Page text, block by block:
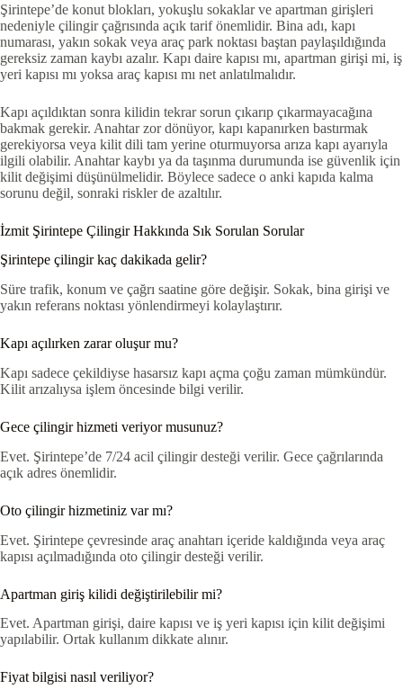
Şirintepe’de konut blokları, yokuşlu sokaklar ve apartman girişleri
nedeniyle çilingir çağrısında açık tarif önemlidir. Bina adı, kapı
numarası, yakın sokak veya araç park noktası baştan paylaşıldığında
gereksiz zaman kaybı azalır. Kapı daire kapısı mı, apartman girişi mi, iş
yeri kapısı mı yoksa araç kapısı mı net anlatılmalıdır.
Kapı açıldıktan sonra kilidin tekrar sorun çıkarıp çıkarmayacağına
bakmak gerekir. Anahtar zor dönüyor, kapı kapanırken bastırmak
gerekiyorsa veya kilit dili tam yerine oturmuyorsa arıza kapı ayarıyla
ilgili olabilir. Anahtar kaybı ya da taşınma durumunda ise güvenlik için
kilit değişimi düşünülmelidir. Böylece sadece o anki kapıda kalma
sorunu değil, sonraki riskler de azaltılır.
İzmit Şirintepe Çilingir Hakkında Sık Sorulan Sorular
Şirintepe çilingir kaç dakikada gelir?
Süre trafik, konum ve çağrı saatine göre değişir. Sokak, bina girişi ve
yakın referans noktası yönlendirmeyi kolaylaştırır.
Kapı açılırken zarar oluşur mu?
Kapı sadece çekildiyse hasarsız kapı açma çoğu zaman mümkündür.
Kilit arızalıysa işlem öncesinde bilgi verilir.
Gece çilingir hizmeti veriyor musunuz?
Evet. Şirintepe’de 7/24 acil çilingir desteği verilir. Gece çağrılarında
açık adres önemlidir.
Oto çilingir hizmetiniz var mı?
Evet. Şirintepe çevresinde araç anahtarı içeride kaldığında veya araç
kapısı açılmadığında oto çilingir desteği verilir.
Apartman giriş kilidi değiştirilebilir mi?
Evet. Apartman girişi, daire kapısı ve iş yeri kapısı için kilit değişimi
yapılabilir. Ortak kullanım dikkate alınır.
Fiyat bilgisi nasıl veriliyor?